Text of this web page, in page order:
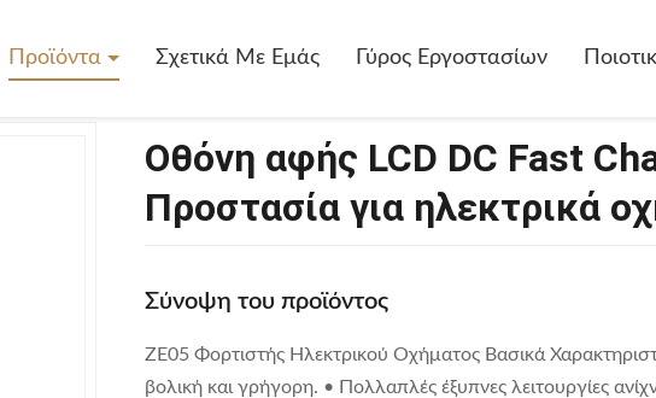
Προϊόντα Σχετικά Με Εμάς Γύρος Εργοστασίων
Οθόνη αφής LCD DC Fast
Προστασία για ηλεκτρικά
Σύνοψη του προϊόντος
ZE05 Φορτιστής Ηλεκτρικού Οχήματος Βασικά
βολική και γρήγορη. • Πολλαπλές έξυπνες λειτουργίες